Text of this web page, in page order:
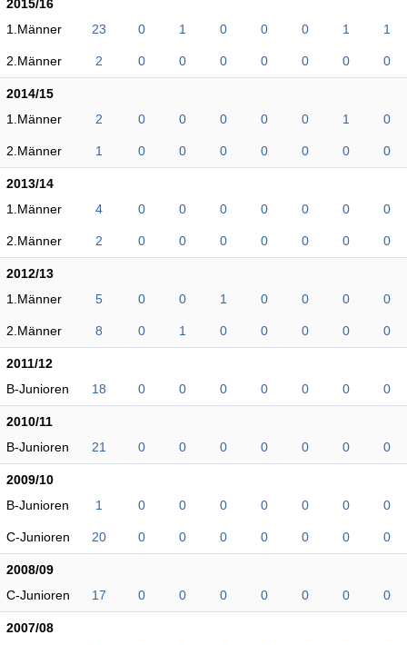
2015/16
1.Männer
23 0 1 0 0 0 1 1
2.Männer 2 0 0 0 0 0 0 0
2014/15
1.Männer
2 0 0 0 0 0 1 0
2.Männer 1 0 0 0 0 0 0 0
2013/14
1.Männer
4 0 0 0 0 0 0 0
2.Männer 2 0 0 0 0 0 0 0
2012/13
1.Männer
5 0 0 1 0 0 0 0
2.Männer 8 0 1 0 0 0 0 0
2011/12
B-Junioren
18 0 0 0 0 0 0 0
2010/11
B-Junioren
21 0 0 0 0 0 0 0
2009/10
B-Junioren
1 0 0 0 0 0 0 0
C-Junioren 20 0 0 0 0 0 0 0
2008/09
C-Junioren
17 0 0 0 0 0 0 0
2007/08